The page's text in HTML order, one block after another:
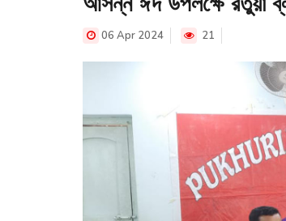
06 Apr 2024 21